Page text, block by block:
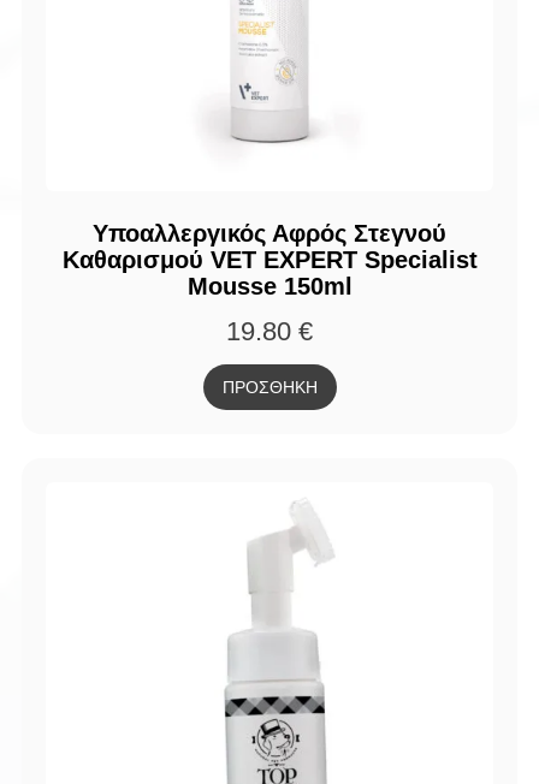
Υποαλλεργικός Αφρός Στεγνού
Καθαρισμού VET EXPERT Specialist
Mousse 150ml
19.80 €
ΠΡΟΣΘΗΚΗ